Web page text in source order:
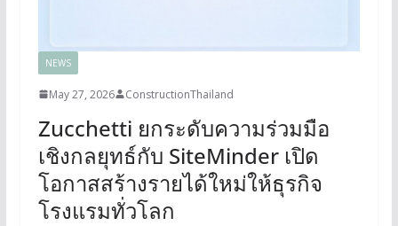
NEWS
May 27, 2026 ConstructionThailand
Zucchetti ยกระดับความร่วมมือ
เชิงกลยุทธ์กับ SiteMinder เปิด
โอกาสสร้างรายได้ใหม่ให้ธุรกิจ
โรงแรมทั่วโลก